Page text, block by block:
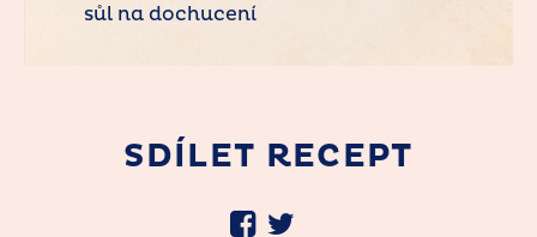
sůl na dochucení
SDÍLET RECEPT